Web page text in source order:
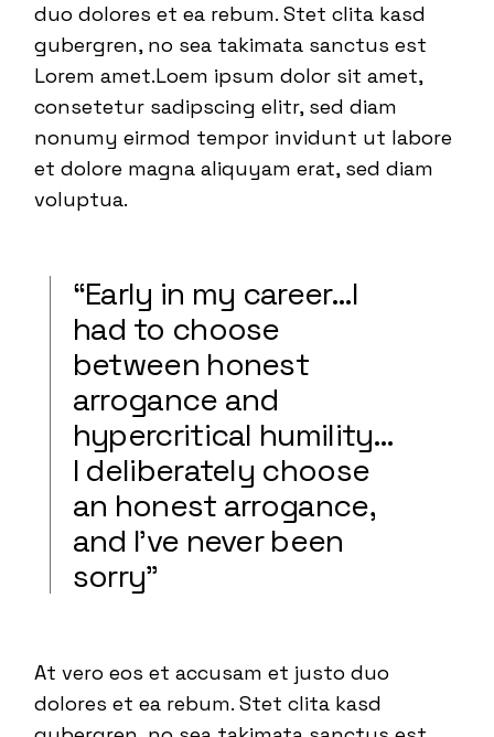
duo dolores et ea rebum. Stet clita kasd
gubergren, no sea takimata sanctus est
Lorem amet.Loem ipsum dolor sit amet,
consetetur sadipscing elitr, sed diam
nonumy eirmod tempor invidunt ut labore
et dolore magna aliquyam erat, sed diam
voluptua.
“Early in my career…I
had to choose
between honest
arrogance and
hypercritical humility…
I deliberately choose
an honest arrogance,
and I’ve never been
sorry”
At vero eos et accusam et justo duo
dolores et ea rebum. Stet clita kasd